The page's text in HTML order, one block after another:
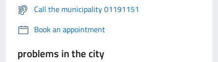
Call the municipality 01191151
Book an appointment
problems in the city